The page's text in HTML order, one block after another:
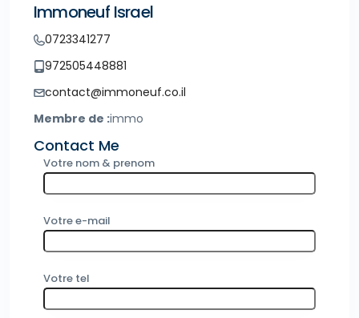
Immoneuf Israel
0723341277
972505448881
contact@immoneuf.co.il
Membre de :immo
Contact Me
Votre nom & prenom
Votre e-mail
Votre tel